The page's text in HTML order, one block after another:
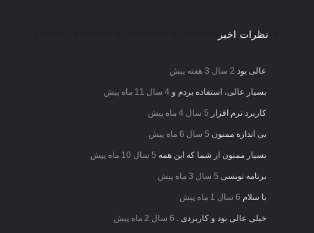
نظرات اخیر
عالی بود 2 سال 3 هفته پیش
بسیار عالی، استفاده بردم و 4 سال 11 ماه پیش
کاربرد نرم افزار 5 سال 4 ماه پیش
بی اندازه ممنون 5 سال 6 ماه پیش
بسیار ممنون از شما که این همه 5 سال 10 ماه پیش
برنامه نویسی 5 سال 3 ماه پیش
با سلام 6 سال 1 ماه پیش
خیلی عالی بود و کاربردی . 6 سال 2 ماه پیش